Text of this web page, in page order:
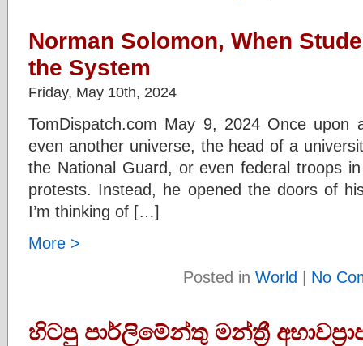
Norman Solomon, When
the System
Friday, May 10th, 2024
TomDispatch.com May 9, 2024 Once
even another universe, the head of a
the National Guard, or even federal troops
protests. Instead, he opened the doors of
I’m thinking of […]
More >
Posted in World | No
හිටපු පාර්ලිමේන්තු මන්ත්‍රී